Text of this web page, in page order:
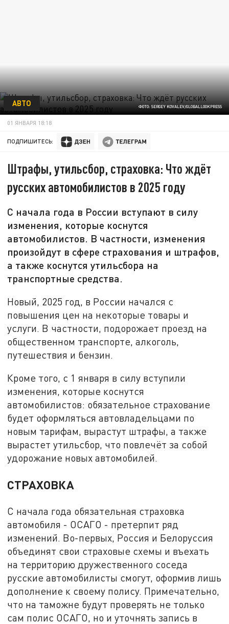
ФОТО: SERGEY KOVALEV/GLOBALLOOKPRESS
АВТО
01 ЯНВАРЯ 18:18
ПОДПИШИТЕСЬ:
Штрафы, утильсбор, страховка: Что ждёт
русских автомобилистов в 2025 году
С начала года в России вступают в силу
изменения, которые коснутся
автомобилистов. В частности, изменения
произойдут в сфере страхования и штрафов,
а также коснутся утильсбора на
транспортные средства.
Новый, 2025 год, в России начался с
повышения цен на некоторые товары и
услуги. В частности, подорожает проезд на
общественном транспорте, алкоголь,
путешествия и бензин.
Кроме того, с 1 января в силу вступили
изменения, которые коснутся
автомобилистов: обязательное страхование
будет оформляться автовладельцами по
новым тарифам, вырастут штрафы, а также
вырастет утильсбор, что повлечёт за собой
удорожание новых автомобилей.
СТРАХОВКА
С начала года обязательная страховка
автомобиля - ОСАГО - претерпит ряд
изменений. Во-первых, Россия и Белоруссия
объединят свои страховые схемы и въехать
на территорию дружественного соседа
русские автомобилисты смогут, оформив лишь
дополнение к своему полису. Примечательно,
что на таможне будут проверять не только
сам полис ОСАГО, но и уточнять запись в